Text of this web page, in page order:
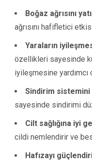
Boğaz ağrısını
ağrısını hafifletici
Yaraların
özellikleri sayesinde
iyileşmesine yardımcı
Sindirim
sayesinde sindirimi
Cilt sağlığına iyi
cildi nemlendirir ve
Hafızayı